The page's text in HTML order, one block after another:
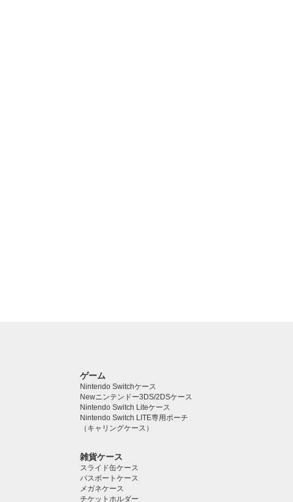
ゲーム
Nintendo Switchケース
Newニンテンドー3DS/2DSケース
Nintendo Switch Liteケース
Nintendo Switch LITE専用ポーチ
（キャリングケース）
雑貨ケース
スライド缶ケース
パスポートケース
メガネケース
チケットホルダー